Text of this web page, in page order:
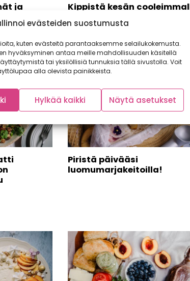
evästeiden suostumusta
kuten evästeitä parantaaksemme selailukokemusta.
hyväksyminen antaa meille mahdollisuuden käsitellä
tai yksilöllisiä tunnuksia tällä sivustolla. Voit
alla olevista painikkeista.
Hylkää kaikki Näytä asetukset
ja
Kippistä kesän
Piristä päivääsi
luomumarjakeitoilla!